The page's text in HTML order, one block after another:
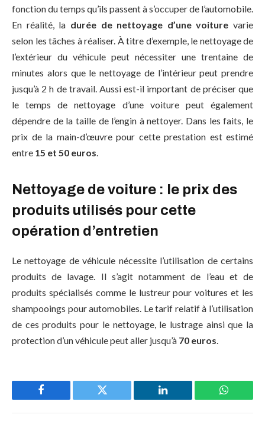
fonction du temps qu’ils passent à s’occuper de l’automobile.
En réalité, la durée de nettoyage d’une voiture varie
selon les tâches à réaliser. À titre d’exemple, le nettoyage de
l’extérieur du véhicule peut nécessiter une trentaine de
minutes alors que le nettoyage de l’intérieur peut prendre
jusqu’à 2 h de travail. Aussi est-il important de préciser que
le temps de nettoyage d’une voiture peut également
dépendre de la taille de l’engin à nettoyer. Dans les faits, le
prix de la main-d’œuvre pour cette prestation est estimé
entre 15 et 50 euros
Nettoyage de voiture : le prix des
produits utilisés pour cette
opération d’entretien
Le nettoyage de véhicule nécessite l’utilisation de certains
produits de lavage. Il s’agit notamment de l’eau et de
produits spécialisés comme le lustreur pour voitures et les
shampooings pour automobiles. Le tarif relatif à l’utilisation
de ces produits pour le nettoyage, le lustrage ainsi que la
protection d’un véhicule peut aller jusqu’à 70 euros.
Facebook Twitter LinkedIn